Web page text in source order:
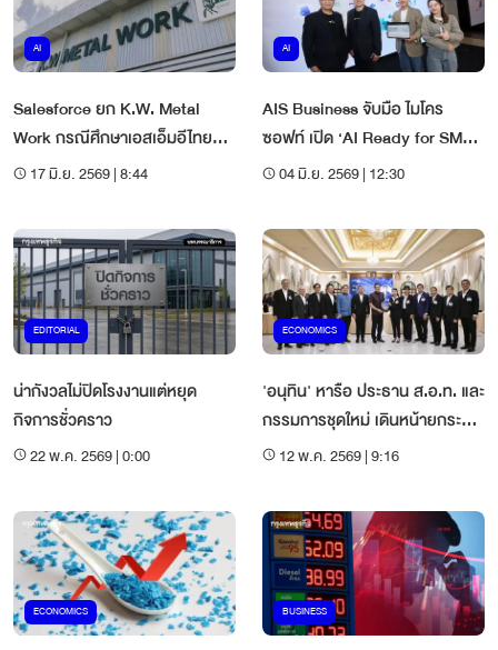
AI
Salesforce ยก K.W. Metal
Work กรณีศึกษาเอสเอ็มอีไทยที่ใช้
เอไอขับเคลื่อนธุรกิจ
17 มิ.ย. 2569 | 8:44
AI
AIS Business จับมือ ไมโคร
ซอฟท์ เปิด ‘AI Ready for SMEs’
ดัน SMEs ไทยใช้ AI เพิ่ม
04 มิ.ย. 2569 | 12:30
EDITORIAL
น่ากังวลไม่ปิดโรงงานแต่หยุด
กิจการชั่วคราว
22 พ.ค. 2569 | 0:00
ECONOMICS
'อนุทิน' หารือ ประธาน ส.อ.ท. และ
กรรมการชุดใหม่ เดินหน้ายกระดับ
อุตสาหกรรมไทย ช่วย SMEs
12 พ.ค. 2569 | 9:16
ECONOMICS BUSINESS